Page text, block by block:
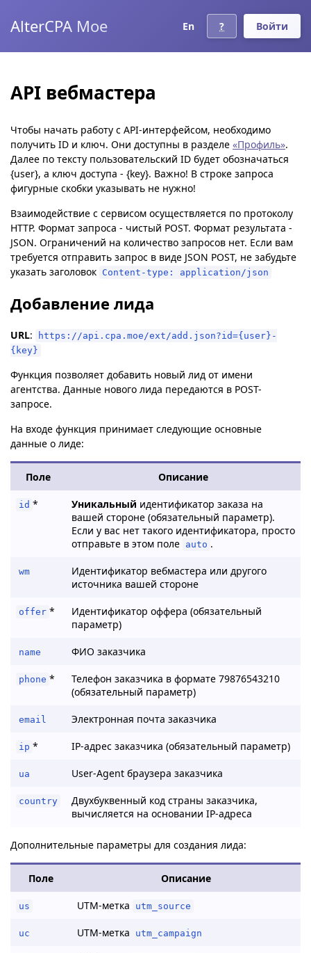
Войти
?
En
AlterCPA Moe
API вебмастера
Чтобы начать работу с API-интерфейсом, необходимо
получить ID и ключ. Они доступны в разделе «Профиль».
Далее по тексту пользовательский ID будет обозначаться
{user}, а ключ доступа - {key}. Важно! В строке запроса
фигурные скобки указывать не нужно!
Взаимодействие с сервисом осуществляется по протоколу
HTTP. Формат запроса - чистый POST. Формат результата -
JSON. Ограничений на количество запросов нет. Если вам
требуется отправить запрос в виде JSON POST, не забудьте
указать заголовок Content-type: application/json
Добавление лида
URL:
https://api.cpa.moe/ext/add.json?id={user}-
{key}
Функция позволяет добавить новый лид от имени
агентства. Данные нового лида передаются в POST-
запросе.
На входе функция принимает следующие основные
данные о лиде:
Поле Описание
id * Уникальный идентификатор заказа на
вашей стороне (обязательный параметр).
Если у вас нет такого идентификатора, просто
отправьте в этом поле auto .
wm
Идентификатор вебмастера или другого
источника вашей стороне
offer *
Идентификатор оффера (обязательный
параметр)
name ФИО заказчика
phone *
Телефон заказчика в формате 79876543210
(обязательный параметр)
email Электронная почта заказчика
ip * IP-адрес заказчика (обязательный параметр)
ua User-Agent браузера заказчика
country
Двухбуквенный код страны заказчика,
вычисляется на основании IP-адреса
Дополнительные параметры для создания лида:
Поле Описание
us UTM-метка utm_source
uc UTM-метка utm_campaign